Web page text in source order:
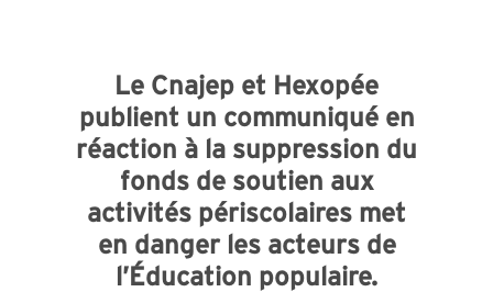
Le Cnajep et Hexopée
publient un communiqué en
réaction à la suppression du
fonds de soutien aux
activités périscolaires met
en danger les acteurs de
l’Éducation populaire.